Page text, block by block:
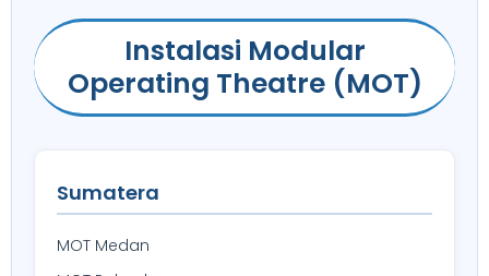
Instalasi Modular
Operating Theatre (MOT)
Sumatera
MOT Medan